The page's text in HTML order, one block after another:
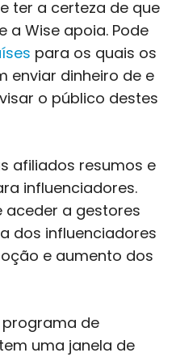
ter a certeza de que
a Wise apoia. Pode
para os quais os
enviar dinheiro de e
o público destes
afiliados resumos e
influenciadores.
aceder a gestores
dos influenciadores
e aumento dos
de
uma janela de